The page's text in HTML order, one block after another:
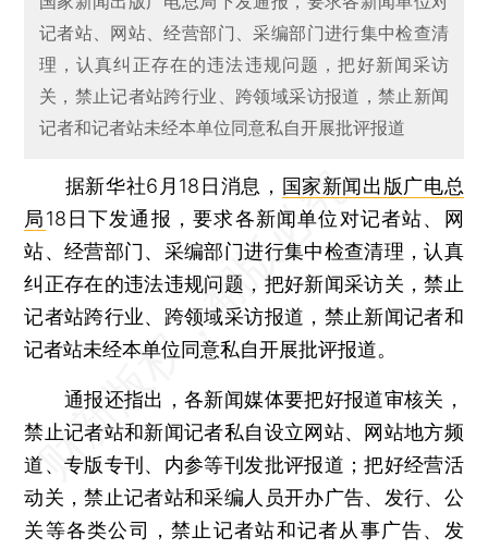
记者站、网站、经营部门、采编部门进行集中检查清
理，认真纠正存在的违法违规问题，把好新闻采访
关，禁止记者站跨行业、跨领域采访报道，禁止新闻
记者和记者站未经本单位同意私自开展批评报道
据新华社6月18日消息， 国家新闻出版广电总
局18日下发通报，要求各新闻单位对记者站、网
站、经营部门、采编部门进行集中检查清理，认真
纠正存在的违法违规问题，把好新闻采访关，禁止
记者站跨行业、跨领域采访报道，禁止新闻记者和
记者站未经本单位同意私自开展批评报道。
通报还指出，各新闻媒体要把好报道审核关，
禁止记者站和新闻记者私自设立网站、网站地方频
道、专版专刊、内参等刊发批评报道；把好经营活
动关，禁止记者站和采编人员开办广告、发行、公
关等各类公司，禁止记者站和记者从事广告、发